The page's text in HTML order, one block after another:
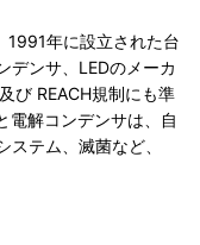
1991年に設立された台
デンサ、LEDのメーカ
び REACH規制にも準
電解コンデンサは、自
テム、滅菌など、